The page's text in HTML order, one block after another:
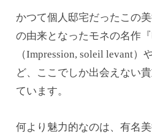
かつて個人邸宅だったこの
の由来となったモネの名作『
（Impression, soleil levant
ど、ここでしか出会えない
ています。
何より魅力的なのは、有名